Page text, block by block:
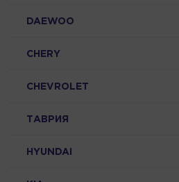
DAEWOO
CHERY
CHEVROLET
ТАВРИЯ
HYUNDAI